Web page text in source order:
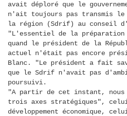
avait déploré que le
n'ait toujours pas transmis le
la région (Sdrif) au conseil
"L'essentiel de la
quand le président de la
actuel n'était pas encore
Blanc. "Le président a fait
que le Sdrif n'avait pas
poursuivi.
"A partir de cet instant,
trois axes stratégiques",
développement économique,